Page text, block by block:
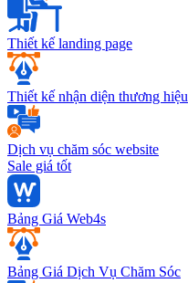
Thiết kế landing page
Thiết kế nhận diện thương hiệu
Dịch vụ chăm sóc website
Sale giá tốt
Bảng Giá Web4s
Bảng Giá Dịch Vụ Chăm Sóc